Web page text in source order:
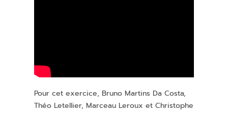
Pour cet exercice, Bruno Martins Da Costa,
Théo Letellier, Marceau Leroux et Christophe